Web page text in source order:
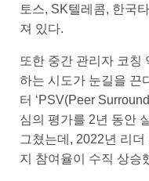
토스, SK텔레콤, 한국
져 있다.
또한 중간 관리자 코칭
하는 시도가 눈길을 끈
터 ‘PSV(Peer
심의 평가를 2년 동안
그쳤는데, 2022년 리
지 참여율이 수직 상승